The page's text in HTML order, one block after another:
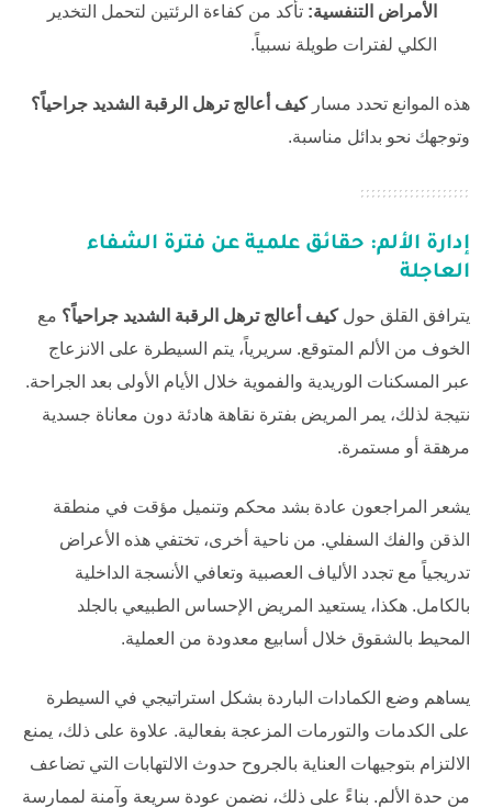
الأمراض التنفسية: تأكد من كفاءة الرئتين لتحمل التخدير
الكلي لفترات طويلة نسبياً.
هذه الموانع تحدد مساركيف أعالج ترهل الرقبة الشديد جراحياً؟
وتوجهك نحو بدائل مناسبة.
إدارة الألم: حقائق علمية عن فترة الشفاء
العاجلة
يترافق القلق حولكيف أعالج ترهل الرقبة الشديد جراحياً؟ مع
الخوف من الألم المتوقع. سريرياً، يتم السيطرة على الانزعاج
عبر المسكنات الوريدية والفموية خلال الأيام الأولى بعد الجراحة.
نتيجة لذلك، يمر المريض بفترة نقاهة هادئة دون معاناة جسدية
مرهقة أو مستمرة.
يشعر المراجعون عادة بشد محكم وتنميل مؤقت في منطقة
الذقن والفك السفلي. من ناحية أخرى، تختفي هذه الأعراض
تدريجياً مع تجدد الألياف العصبية وتعافي الأنسجة الداخلية
بالكامل. هكذا، يستعيد المريض الإحساس الطبيعي بالجلد
المحيط بالشقوق خلال أسابيع معدودة من العملية.
يساهم وضع الكمادات الباردة بشكل استراتيجي في السيطرة
على الكدمات والتورمات المزعجة بفعالية. علاوة على ذلك، يمنع
الالتزام بتوجيهات العناية بالجروح حدوث الالتهابات التي تضاعف
من حدة الألم. بناءً على ذلك، نضمن عودة سريعة وآمنة لممارسة